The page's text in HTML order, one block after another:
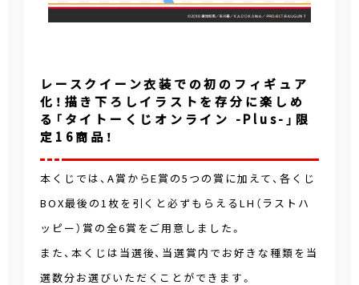
レースクイーン衣装での初のフィギュア
化！描き下ろしイラストを存分に楽しめ
る「タイトーくじオンライン -Plus-」限
定16商品！
本くじでは、A賞からE賞の5つの賞に加えて、各くじ
BOX最後の1枚を引くと必ずもらえるLH（ラストハ
ッピー）賞の全6賞をご用意しました。
また、本くじは当選後、当選賞内でお好きな種類を当
選数分お選びいただくことができます。